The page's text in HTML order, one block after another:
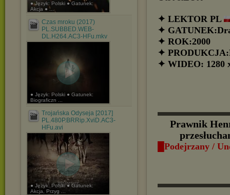
● Język: Polski ● Gatunek:
Akcja ● ...
Czas mroku (2017)
PL.SUBBED.WEB-
DL.H264.AC3-HFu.mkv
● Język: Polski ● Gatunek:
Biograficzn ...
Trojańska Odyseja [2017]
PL.480P.BRRip.XviD.AC3-
HFu.avi
● Język: Polski ● Gatunek:
Akcja, Przyg ...
✦ LEKTOR PL
✦
✦ ROK:2000
✦
✦ WIDEO: 1280
Prawnik
█Podejrzany /